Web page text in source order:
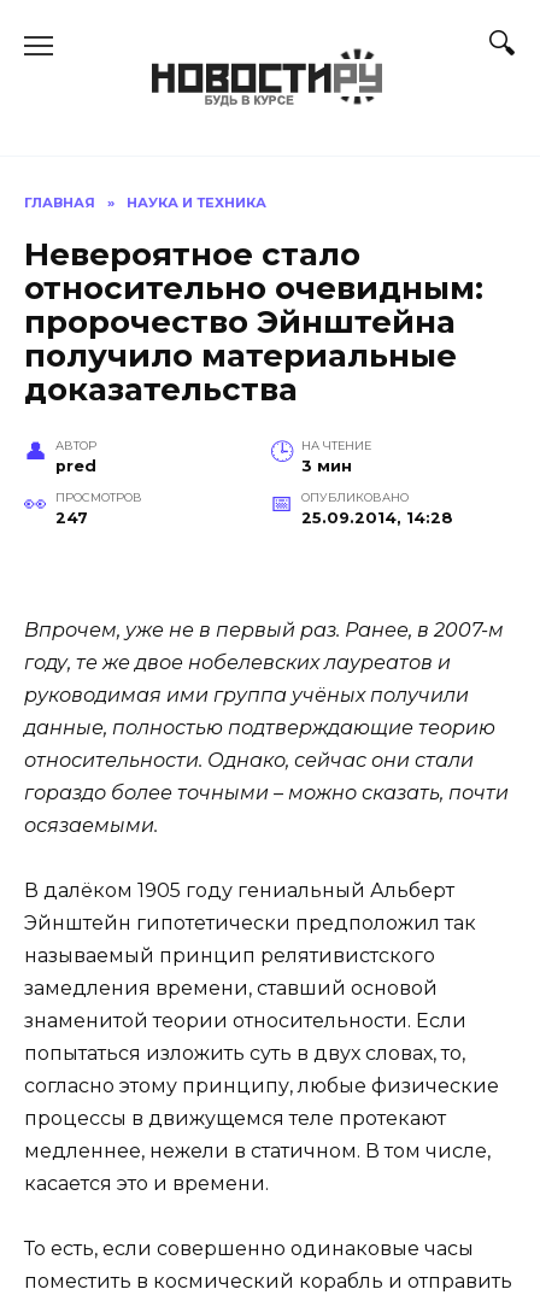
ГЛАВНАЯ » НАУКА И ТЕХНИКА
Невероятное стало
относительно очевидным:
пророчество Эйнштейна
получило материальные
доказательства
АВТОР
pred
НА ЧТЕНИЕ
3 мин
ПРОСМОТРОВ
247
ОПУБЛИКОВАНО
25.09.2014, 14:28
Впрочем, уже не в первый раз. Ранее, в 2007-м
году, те же двое нобелевских лауреатов и
руководимая ими группа учёных получили
данные, полностью подтверждающие теорию
относительности. Однако, сейчас они стали
гораздо более точными – можно сказать, почти
осязаемыми.
В далёком 1905 году гениальный Альберт
Эйнштейн гипотетически предположил так
называемый принцип релятивистского
замедления времени, ставший основой
знаменитой теории относительности. Если
попытаться изложить суть в двух словах, то,
согласно этому принципу, любые физические
процессы в движущемся теле протекают
медленнее, нежели в статичном. В том числе,
касается это и времени.
То есть, если совершенно одинаковые часы
поместить в космический корабль и отправить